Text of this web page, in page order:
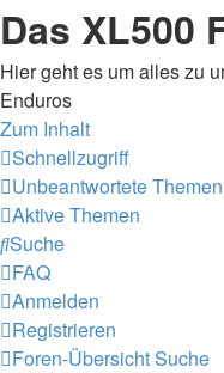
Das XL500
Hier geht es um alles zu
Enduros
Zum Inhalt
Schnellzugriff
Unbeantwortete Themen
Aktive Themen
Suche
FAQ
Anmelden
Registrieren
Foren-ÜbersichtSuche